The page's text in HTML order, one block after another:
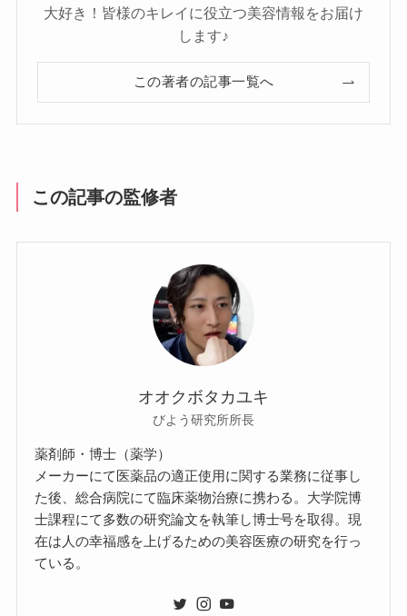
大好き！皆様のキレイに役立つ美容情報をお届け
します♪
この著者の記事一覧へ
この記事の監修者
オオクボタカユキ
びよう研究所所長
薬剤師・博士（薬学）
メーカーにて医薬品の適正使用に関する業務に従事し
た後、総合病院にて臨床薬物治療に携わる。大学院博
士課程にて多数の研究論文を執筆し博士号を取得。現
在は人の幸福感を上げるための美容医療の研究を行っ
ている。